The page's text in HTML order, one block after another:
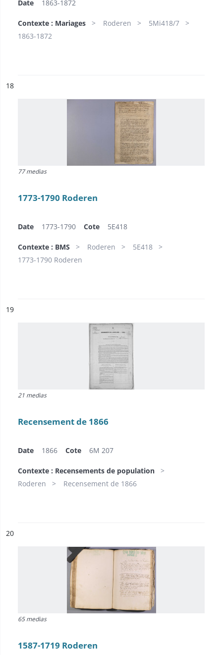
Date 1863-1872
Contexte : Mariages Roderen
5Mi418/7
1863-1872
n°
18
77 medias
1773-1790 Roderen
Date 1773-1790 Cote 5E418
Contexte : BMS Roderen
5E418
1773-1790 Roderen
n°
19
21 medias
Recensement de 1866
Date 1866 Cote 6M 207
Contexte : Recensements de population
Roderen
Recensement de 1866
n°
20
65 medias
1587-1719 Roderen